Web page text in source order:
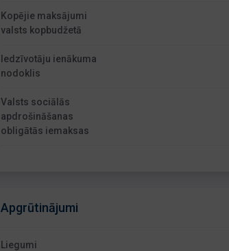
Kopējie maksājumi
valsts kopbudžetā
Iedzīvotāju ienākuma
nodoklis
Valsts sociālās
apdrošināšanas
obligātās iemaksas
Apgrūtinājumi
Liegumi